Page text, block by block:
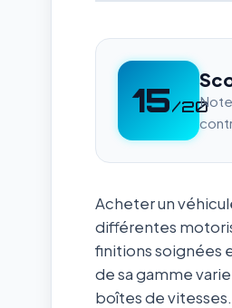
15/20
Acheter un
différentes
finitions soignées
de sa gamme
boîtes de vitesses.